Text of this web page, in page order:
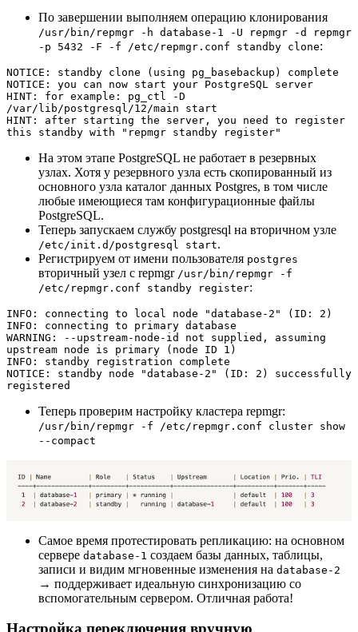
По завершении выполняем операцию клонирования
/usr/bin/repmgr -h database-1 -U repmgr -d repmgr
-p 5432 -F -f /etc/repmgr.conf standby clone:
NOTICE: standby clone (using pg_basebackup) complete
NOTICE: you can now start your PostgreSQL server
HINT: for example: pg_ctl -D
/var/lib/postgresql/12/main start
HINT: after starting the server, you need to register
this standby with "repmgr standby register"
На этом этапе PostgreSQL не работает в резервных
узлах. Хотя у резервного узла есть скопированный из
основного узла каталог данных Postgres, в том числе
любые имеющиеся там конфигурационные файлы
PostgreSQL.
Теперь запускаем службу postgresql на вторичном узле
/etc/init.d/postgresql start.
Регистрируем от имени пользователя postgres
вторичный узел с repmgr /usr/bin/repmgr -f
/etc/repmgr.conf standby register:
INFO: connecting to local node "database-2" (ID: 2)
INFO: connecting to primary database
WARNING: --upstream-node-id not supplied, assuming
upstream node is primary (node ID 1)
INFO: standby registration complete
NOTICE: standby node "database-2" (ID: 2) successfully
registered
Теперь проверим настройку кластера repmgr:
/usr/bin/repmgr -f /etc/repmgr.conf cluster show
--compact
Самое время протестировать репликацию: на основном
сервере database-1 создаем базы данных, таблицы,
записи и видим мгновенные изменения на database-2
→ поддерживает идеальную синхронизацию со
вспомогательным сервером. Отличная работа!